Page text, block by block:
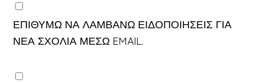
ΕΠΙΘΥΜΏ ΝΑ ΛΑΜΒΆΝΩ ΕΙΔΟΠΟΙΉΣΕΙΣ ΓΙΑ
ΝΈΑ ΣΧΌΛΙΑ ΜΈΣΩ EMAIL.